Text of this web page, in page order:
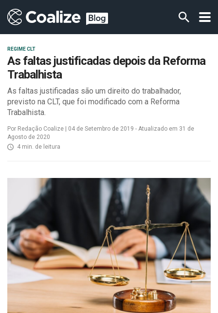
REGIME CLT
As faltas justificadas depois da Reforma
Trabalhista
As faltas justificadas são um direito do trabalhador,
previsto na CLT, que foi modificado com a Reforma
Trabalhista.
Por Redação Coalize | 04 de Setembro de 2019 - Atualizado em 31 de
Agosto de 2020
4 min. de leitura